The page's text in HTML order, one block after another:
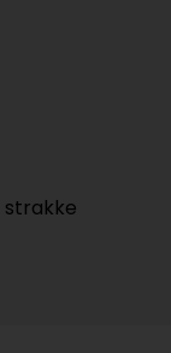
strakke